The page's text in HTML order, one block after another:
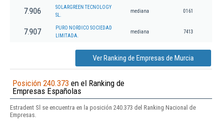
7.906
SOLARGREEN TECNOLOGY
SL.
mediana 0161
7.907
PURO NORDICO SOCIEDAD
LIMITADA.
mediana 7413
Ver Ranking de Empresas de Murcia
Posición 240.373 en el Ranking de
Empresas Españolas
Estradent Sl se encuentra en la posición 240.373 del Ranking Nacional de
Empresas.